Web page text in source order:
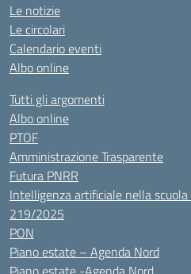
Le notizie
Le circolari
Calendario eventi
Albo online
Tutti gli argomenti
Albo online
PTOF
Amministrazione Trasparente
Futura PNRR
Intelligenza artificiale nella
219/2025
PON
Piano estate – Agenda Nord